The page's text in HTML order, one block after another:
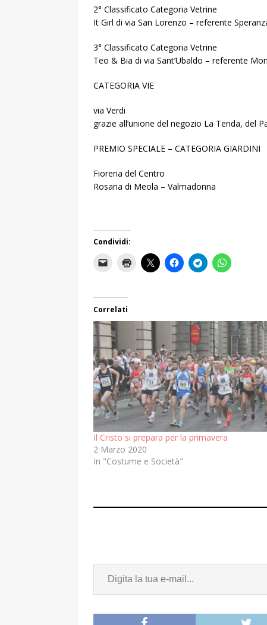
2° Classificato Categoria Vetrine
It Girl di via San Lorenzo – referente
3° Classificato Categoria Vetrine
Teo & Bia di via Sant’Ubaldo – referente
CATEGORIA VIE
via Verdi
grazie all’unione del negozio La Tenda, del
PREMIO SPECIALE – CATEGORIA GIARDINI
Fioreria del Centro
Rosaria di Meola – Valmadonna
Condividi:
Correlati
Il Cristo si prepara per la primavera
2 Marzo 2020
In "Costume e Società"